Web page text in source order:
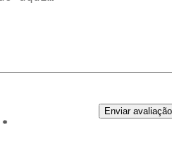
*
Enviar avaliação